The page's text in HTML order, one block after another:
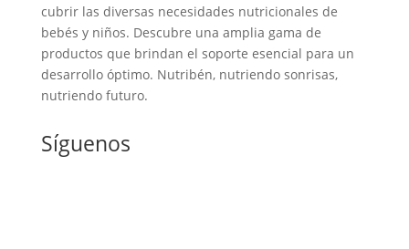
cubrir las diversas necesidades nutricionales de
bebés y niños. Descubre una amplia gama de
productos que brindan el soporte esencial para un
desarrollo óptimo. Nutribén, nutriendo sonrisas,
nutriendo futuro.
Síguenos